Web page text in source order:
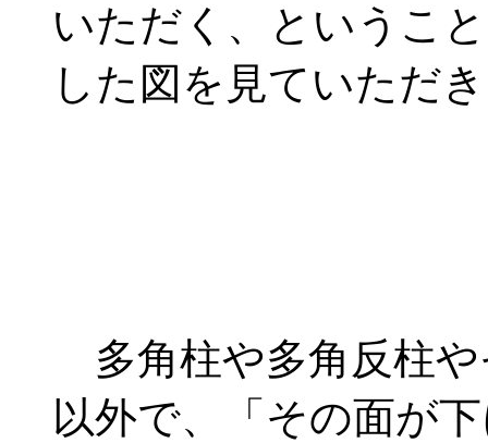
いただく、というこ
した図を見ていただ
多角柱や多角反柱
以外で、「その面が